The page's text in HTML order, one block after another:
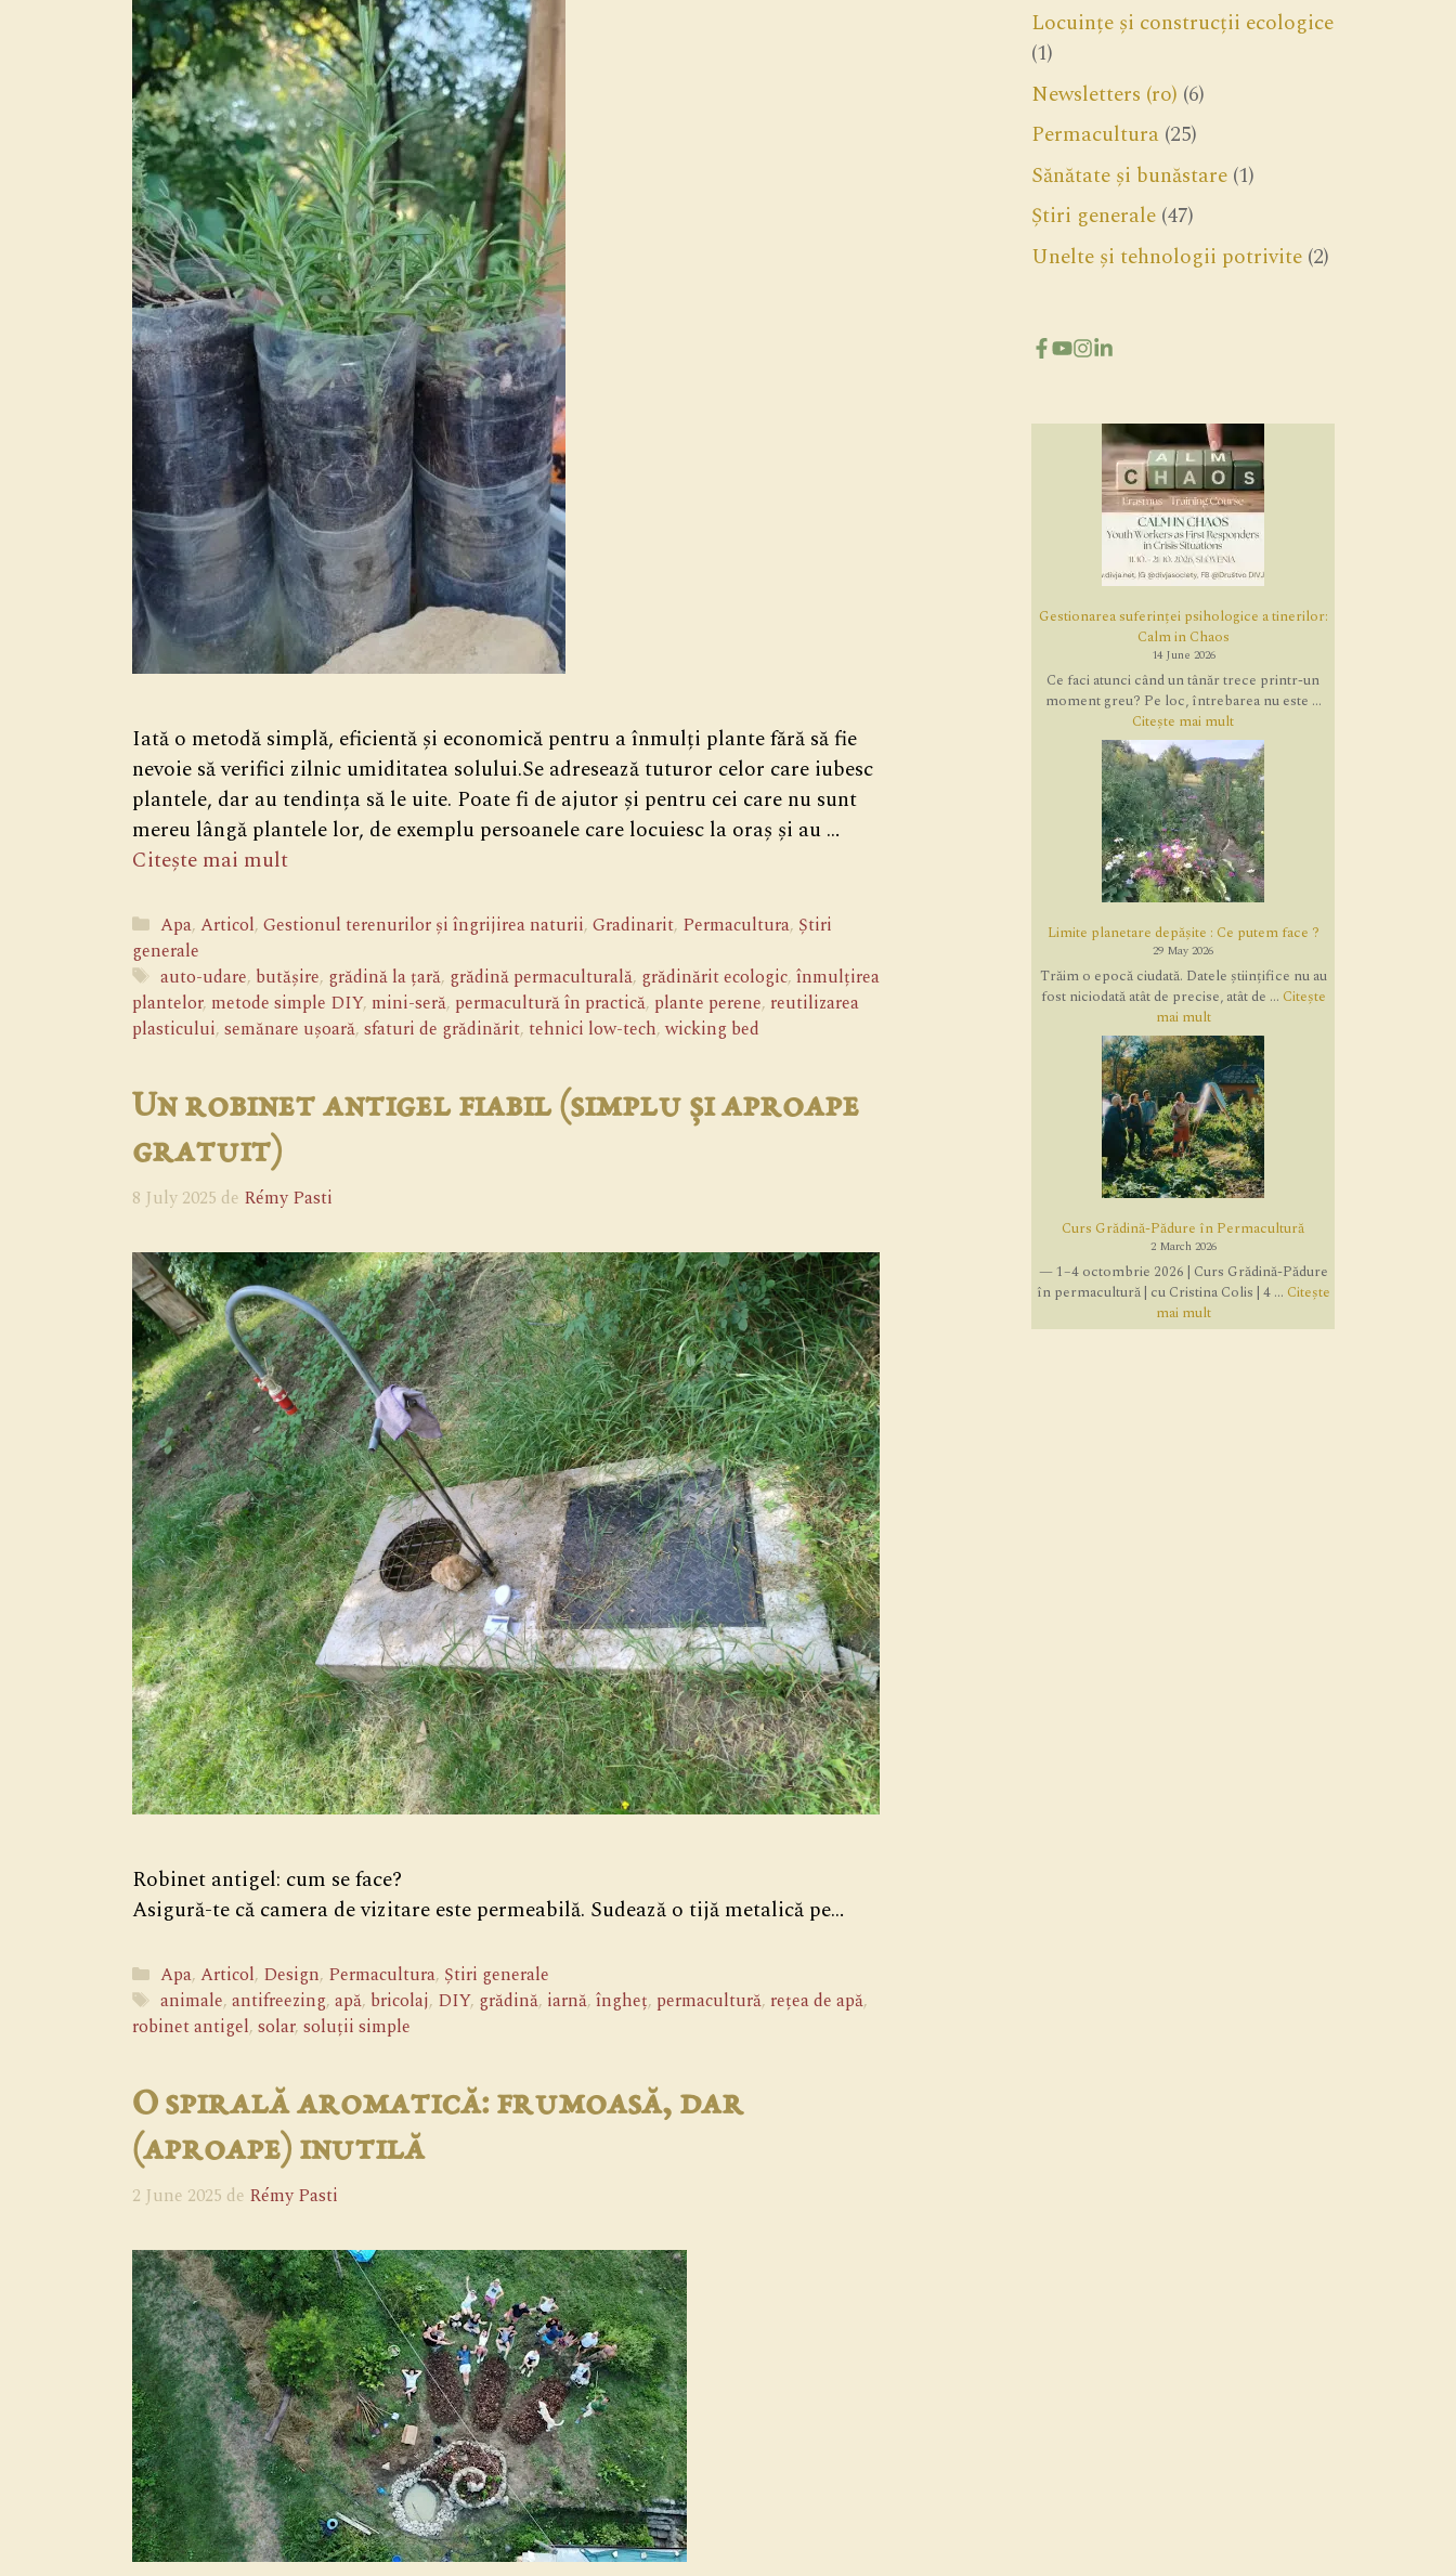
Iată o metodă simplă, eficientă și economică pentru a înmulți plante fără să fie
nevoie să verifici zilnic umiditatea solului.Se adresează tuturor celor care iubesc
plantele, dar au tendința să le uite. Poate fi de ajutor și pentru cei care nu sunt
mereu lângă plantele lor, de exemplu persoanele care locuiesc la oraș și au …
Citește mai mult
Categorii
Apa, Articol, Gestionul terenurilor și îngrijirea naturii, Gradinarit, Permacultura, Știri
generale
Etichete
auto-udare, butășire, grădină la țară, grădină permaculturală, grădinărit ecologic, înmulțirea
plantelor, metode simple DIY, mini-seră, permacultură în practică, plante perene, reutilizarea
plasticului, semănare ușoară, sfaturi de grădinărit, tehnici low-tech,wicking bed
Un robinet antigel fiabil (simplu și aproape
gratuit)
8 July 2025 de Rémy Pasti
Robinet antigel: cum se face?
Asigură-te că camera de vizitare este permeabilă. Sudează o tijă metalică pe…
Categorii
Apa, Articol, Design, Permacultura, Știri generale
Etichete
animale, antifreezing, apă, bricolaj, DIY, grădină, iarnă, îngheț, permacultură, rețea de apă,
robinet antigel, solar, soluții simple
O spirală aromatică: frumoasă, dar
(aproape) inutilă
2 June 2025 de Rémy Pasti
Locuințe și construcții ecologice
(1)
Newsletters (ro) (6)
Permacultura (25)
Sănătate și bunăstare (1)
Știri generale (47)
Unelte și tehnologii potrivite (2)
Gestionarea suferinței psihologice a tinerilor:
Calm in Chaos
14 June 2026
Ce faci atunci când un tânăr trece printr-un
moment greu? Pe loc, întrebarea nu este ...
Citește mai mult
Limite planetare depășite : Ce putem face ?
29 May 2026
Trăim o epocă ciudată. Datele științifice nu au
fost niciodată atât de precise, atât de ... Citește
mai mult
Curs Grădină-Pădure în Permacultură
2 March 2026
— 1–4 octombrie 2026 | Curs Grădină-Pădure
în permacultură | cu Cristina Colis | 4 ... Citește
mai mult